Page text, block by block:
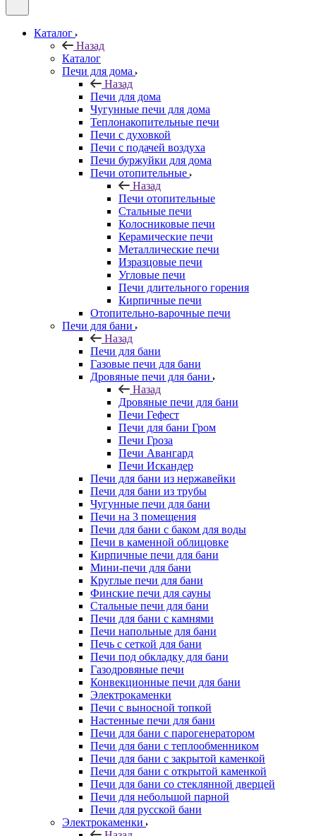
Каталог
Назад
Каталог
Печи для дома
Назад
Печи для дома
Чугунные печи для дома
Теплонакопительные печи
Печи с духовкой
Печи с подачей воздуха
Печи буржуйки для дома
Печи отопительные
Назад
Печи отопительные
Стальные печи
Колосниковые печи
Керамические печи
Металлические печи
Изразцовые печи
Угловые печи
Печи длительного горения
Кирпичные печи
Отопительно-варочные печи
Печи для бани
Назад
Печи для бани
Газовые печи для бани
Дровяные печи для бани
Назад
Дровяные печи для бани
Печи Гефест
Печи для бани Гром
Печи Гроза
Печи Авангард
Печи Искандер
Печи для бани из нержавейки
Печи для бани из трубы
Чугунные печи для бани
Печи на 3 помещения
Печи для бани с баком для воды
Печи в каменной облицовке
Кирпичные печи для бани
Мини-печи для бани
Круглые печи для бани
Финские печи для сауны
Стальные печи для бани
Печи для бани с камнями
Печи напольные для бани
Печь с сеткой для бани
Печи под обкладку для бани
Газодровяные печи
Конвекционные печи для бани
Электрокаменки
Печи с выносной топкой
Настенные печи для бани
Печи для бани с парогенератором
Печи для бани с теплообменником
Печи для бани с закрытой каменкой
Печи для бани с открытой каменкой
Печи для бани со стеклянной дверцей
Печи для небольшой парной
Печи для русской бани
Электрокаменки